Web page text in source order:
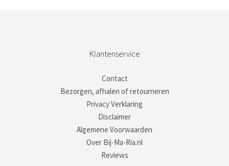
Klantenservice
Contact
Bezorgen, afhalen of retourneren
Privacy Verklaring
Disclaimer
Algemene Voorwaarden
Over Bij-Ma-Ria.nl
Reviews